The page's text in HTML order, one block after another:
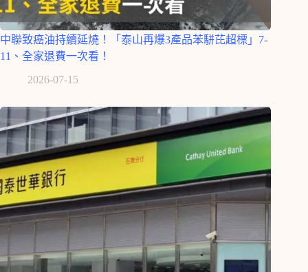
中聯致癌油持續延燒！「泰山再爆3產品苯駢芘超標」7-
11、全家退費一次看！
2026-07-15